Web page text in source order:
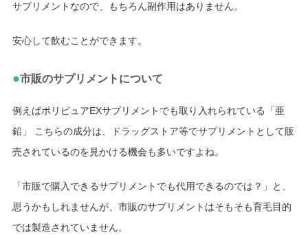
サプリメントなので、もちろん副作用はありません。
安心して飲むことができます。
●市販のサプリメントについて
例えばポリピュアEXサプリメントでも取り入れられている「亜
鉛」 こちらの成分は、ドラッグストア等でサプリメントとして販
売されているのを見かける機会も多いですよね。
「市販で購入できるサプリメントでも代用できるのでは？」と、
思うかもしれませんが、市販のサプリメントはそもそも育毛目的
では製造されていません。